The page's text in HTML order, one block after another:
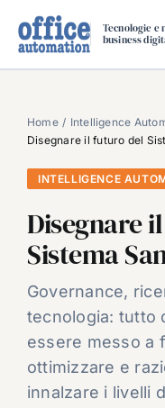
Tecnologie e
business
SPECIAL PAPER
TAVOLE ROTONDE DI
DAL MERCATO
CARRIERE
VIDEO
EVENTI
CHI SIAMO
Home
Intelligence
Disegnare il futuro del
INTELLIGENCE
Disegnare
Sistema
Governance,
tecnologia: tutto
essere messo a
ottimizzare e
innalzare i livelli